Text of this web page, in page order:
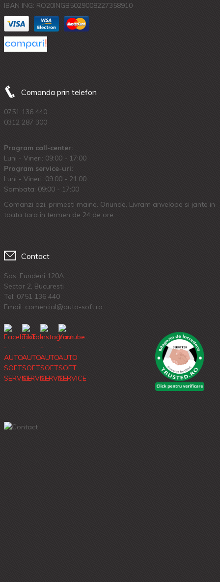
IBAN ING: RO20INGB5029008227358910
Comanda prin telefon
0751 136 440
0312 287 300
Program call-center:
Luni - Vineri: 09:00 - 17:00
Program service-uri:
Luni - Vineri: 09.00 - 21:00
Sambata: 09:00 - 17:00
Comanzi azi, primesti maine. Oriunde. Livram anvelope si jante in
toata tara in termen de 24 de ore.
Contact
Sos. Fundeni 120A
Sector 2, Bucuresti
Tel: 0751 136 440
Email: comercial@auto-soft.ro